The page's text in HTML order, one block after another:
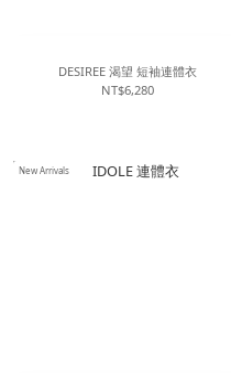
DESIREE 渴望 短袖連體衣
NT$6,280
New Arrivals